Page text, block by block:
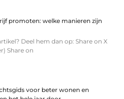
promoten: welke manieren zijn
Deel hem dan op: Share on X
Share on
voor beter wonen en